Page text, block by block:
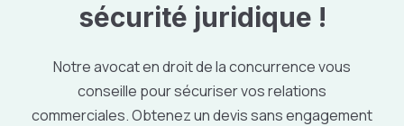
sécurité juridique !
Notre avocat en droit de la concurrence vous
conseille pour sécuriser vos relations
commerciales. Obtenez un devis sans engagement